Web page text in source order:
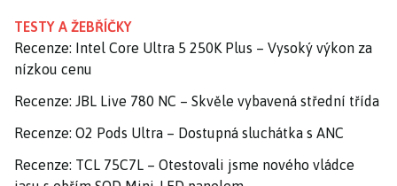
TESTY A ŽEBŘÍČKY
Recenze: Intel Core Ultra 5 250K Plus – Vysoký výkon za
nízkou cenu
Recenze: JBL Live 780 NC – Skvěle vybavená střední třída
Recenze: O2 Pods Ultra – Dostupná sluchátka s ANC
Recenze: TCL 75C7L – Otestovali jsme nového vládce